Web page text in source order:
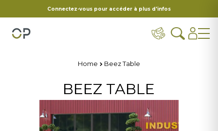
Connectez-vous pour accéder à plus d'infos
Home Beez Table
BEEZ TABLE